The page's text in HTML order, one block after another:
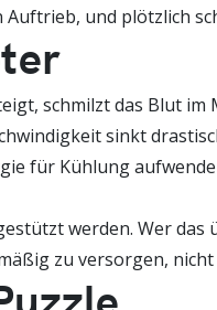
und plötzlich
schmilzt das Blut im
sinkt
für Kühlung
werden. Wer
zu versorgen,